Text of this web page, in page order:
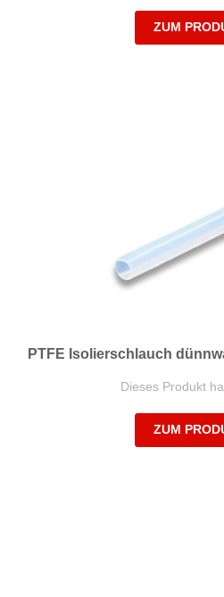
ZUM
PTFE Isolierschlauch
Dieses Produkt
ZUM